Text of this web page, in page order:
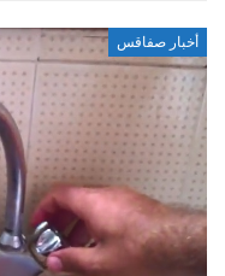
أخبار صفاقس